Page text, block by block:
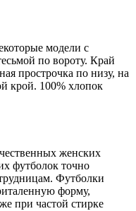
модели с
по вороту. Край
прострочка по низу, на
крой. 100% хлопок
женских
футболок точно
Футболки
форму,
при частой стирке